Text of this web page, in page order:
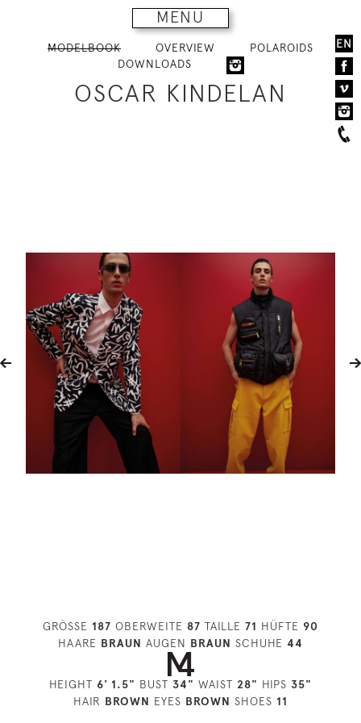
MENU
EN
MODELBOOK OVERVIEW
POLAROIDS
DOWNLOADS
OSCAR KINDELAN
GRÖSSE 187 OBERWEITE 87 TAILLE 71 HÜFTE 90
HAARE BRAUN AUGEN BRAUN SCHUHE 44
HEIGHT 6' 1.5" BUST 34" WAIST 28" HIPS 35"
HAIR BROWN EYES BROWN SHOES 11